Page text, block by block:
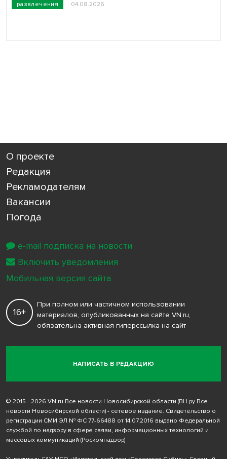
развлечения 04.08.2026
О проекте
Редакция
Рекламодателям
Вакансии
Погода
НАПИСАТЬ В РЕДАКЦИЮ
16+
При полном или частичном использовании
материалов, опубликованных на сайте VN.ru,
обязательна активная гиперссылка на сайт
© 2015 - 2026 VN.ru Все новости Новосибирской области (ВН.ру Все
новости Новосибирской области) - сетевое издание. Свидетельство о
регистрации СМИ ЭЛ № ФС 77-66488 от 14.07.2016 выдано Федеральной
службой по надзору в сфере связи, информационных технологий и
массовых коммуникаций (Роскомнадзор)
e-mail подписка на новости
Включить уведомления
Мобильная версия сайта